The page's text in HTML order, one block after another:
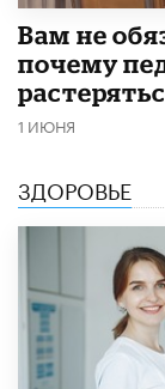
​Вам не
почему
1 ИЮНЯ
ЗДОРОВЬЕ